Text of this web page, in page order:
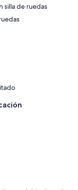
silla de ruedas